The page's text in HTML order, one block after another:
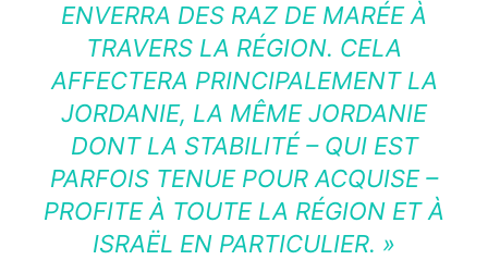
ENVERRA DES RAZ DE MARÉE À
TRAVERS LA RÉGION. CELA
AFFECTERA PRINCIPALEMENT LA
JORDANIE, LA MÊME JORDANIE
DONT LA STABILITÉ – QUI EST
PARFOIS TENUE POUR ACQUISE –
PROFITE À TOUTE LA RÉGION ET À
ISRAËL EN PARTICULIER. »